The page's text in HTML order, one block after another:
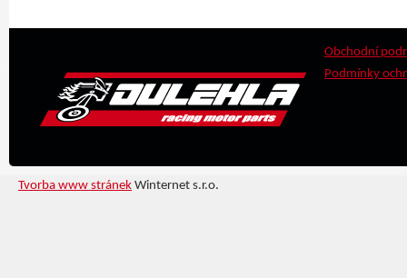
Obchodní
Podmínky
Tvorba www stránek Winternet s.r.o.